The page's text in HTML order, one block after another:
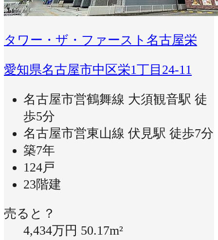
タワー・ザ・ファースト名古屋栄
愛知県名古屋市中区栄1丁目24-11
名古屋市営鶴舞線 大須観音駅 徒
歩5分
名古屋市営東山線 伏見駅 徒歩7分
築7年
124戸
23階建
売ると？
4,434万円 50.17m²